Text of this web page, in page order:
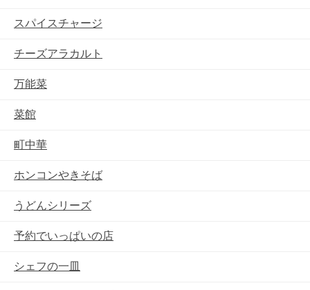
スパイスチャージ
チーズアラカルト
万能菜
菜館
町中華
ホンコンやきそば
うどんシリーズ
予約でいっぱいの店
シェフの一皿